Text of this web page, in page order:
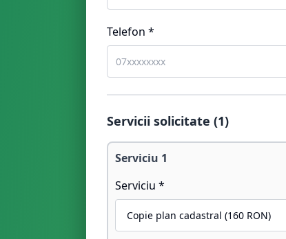
Telefon *
Servicii solicitate (1)
Serviciu 1
Serviciu *